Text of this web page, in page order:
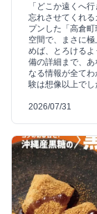
「どこか遠くへ
忘れさせてくれ
プンした「高倉
空間で、まさに
めば、とろける
備の詳細まで、
なる情報が全て
験は想像以上でし
2026/07/31